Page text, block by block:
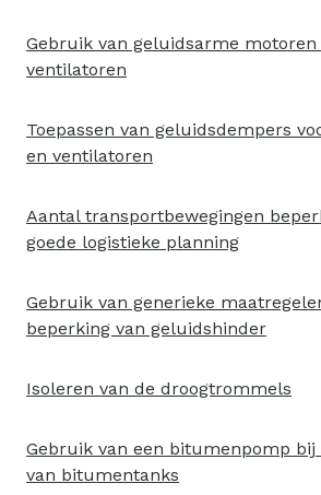
Gebruik van geluidsarme motoren
ventilatoren
Toepassen van geluidsdempers
en ventilatoren
Aantal transportbewegingen
goede logistieke planning
Gebruik van generieke
beperking van geluidshinder
Isoleren van de droogtrommels
Gebruik van een bitumenpomp
van bitumentanks